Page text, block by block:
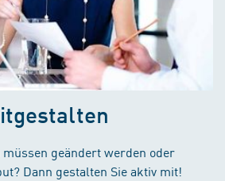
geändert werden oder
Dann gestalten Sie aktiv mit!